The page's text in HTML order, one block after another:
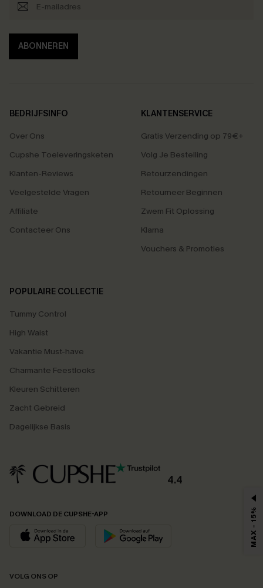
ABONNEREN
BEDRIJFSINFO
Over Ons
Cupshe Toeleveringsketen
Klanten-Reviews
Veelgestelde Vragen
Affiliate
Contacteer Ons
KLANTENSERVICE
Gratis Verzending op 79€+
Volg Je Bestelling
Retourzendingen
Retourneer Beginnen
Zwem Fit Oplossing
Klarna
Vouchers & Promoties
POPULAIRE COLLECTIE
Tummy Control
High Waist
Vakantie Must-have
Charmante Feestlooks
Kleuren Schitteren
Zacht Gebreid
Dagelijkse Basis
4.4
DOWNLOAD DE CUPSHE-APP
VOLG ONS OP
MAX - 15%